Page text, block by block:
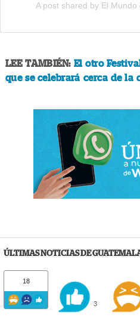
A post shared by El
LEE TAMBIÉN: El otro
que se celebrará cerca de la
ÚLTIMAS NOTICIAS DE
18
3